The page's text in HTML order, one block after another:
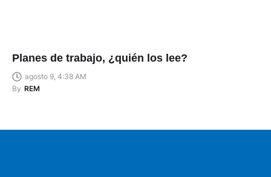
Planes de trabajo, ¿quién los lee?
agosto 9, 4:38 AM
By REM